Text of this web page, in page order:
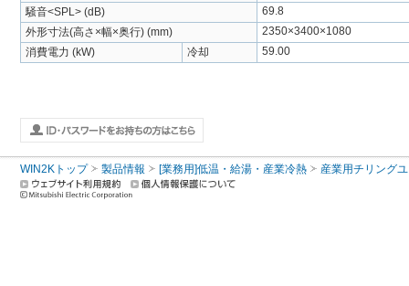
騒音<SPL> (dB)
69.8
外形寸法(高さ×幅×奥行) (mm)
2350×3400×1080
消費電力 (kW)
冷却 59.00
WIN2Kトップ 製品情報 [業務用]低温・給湯・産業冷熱 産業用チリング